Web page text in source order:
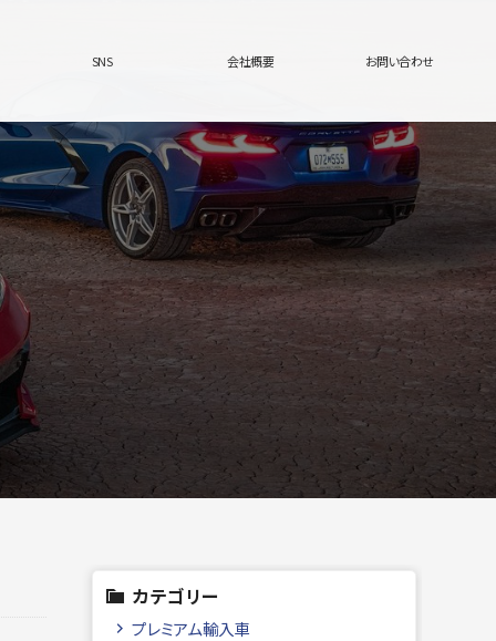
SNS 会社概要 お問い合わせ
カテゴリー
プレミアム輸入車